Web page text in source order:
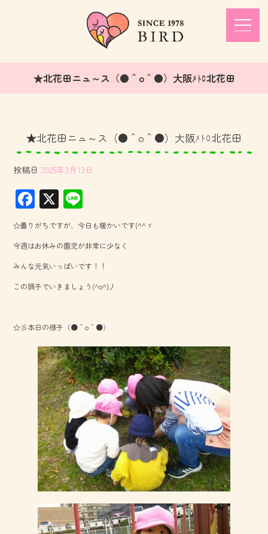
★北花田ニュ～ス（●＾o＾●）大阪ﾒﾄﾛ北花田
★北花田ニュ～ス（●＾o＾●）大阪ﾒﾄﾛ北花田
投稿日 2025年3月13日
F
ac
e
b
o
ok
X
ne
☆曇りがちですが、今日も暖かいです(^^ゞ
今週はお休みの園児が非常に少なく
みんな元気いっぱいです！！
この調子でいきましょう(^o^)丿
☆彡本日の様子（●＾o＾●）